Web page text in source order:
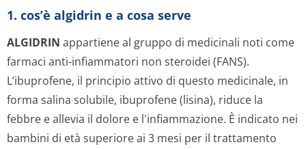
1. cos’è algidrin e a cosa serve
ALGIDRIN appartiene al gruppo di medicinali noti come
farmaci anti-infiammatori non steroidei (FANS).
L’ibuprofene, il principio attivo di questo medicinale, in
forma salina solubile, ibuprofene (lisina), riduce la
febbre e allevia il dolore e l'infiammazione. È indicato nei
bambini di età superiore ai 3 mesi per il trattamento